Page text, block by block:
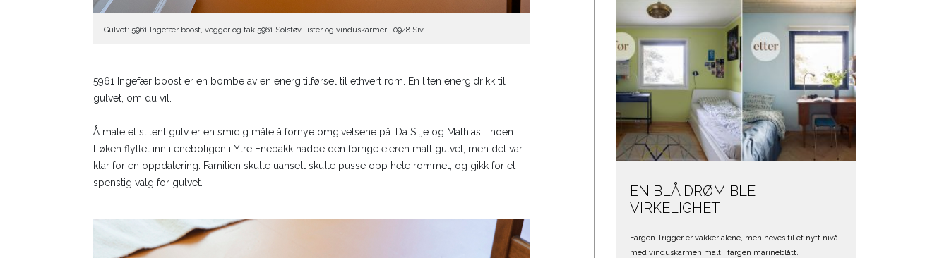
Gulvet: 5961 Ingefær boost, vegger og tak 5961 Solstøv, lister og vinduskarmer i 0948 Siv.
5961 Ingefær boost er en bombe av en energitilførsel til ethvert rom. En liten energidrikk til
gulvet, om du vil.
Å male et slitent gulv er en smidig måte å fornye omgivelsene på. Da Silje og Mathias Thoen
Løken flyttet inn i eneboligen i Ytre Enebakk hadde den forrige eieren malt gulvet, men det var
klar for en oppdatering. Familien skulle uansett skulle pusse opp hele rommet, og gikk for et
spenstig valg for gulvet.
EN BLÅ DRØM BLE
VIRKELIGHET
Fargen Trigger er vakker alene, men heves til et nytt nivå
med vinduskarmen malt i fargen marineblått.